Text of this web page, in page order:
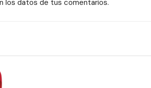
los datos de tus comentarios.